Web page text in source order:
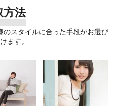
方法
のスタイルに合った手段がお選び
ます。